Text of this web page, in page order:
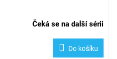
Čeká se na další sérii
Do košíku